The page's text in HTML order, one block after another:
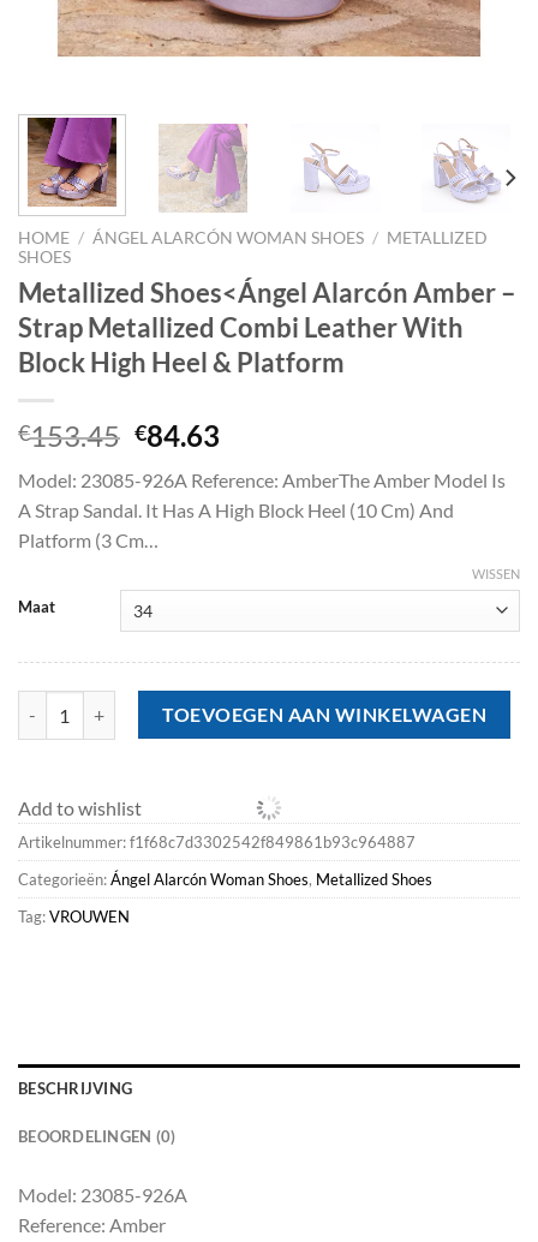
HOME / ÁNGEL ALARCÓN WOMAN SHOES / METALLIZED
SHOES
Metallized Shoes<Ángel Alarcón Amber –
Strap Metallized Combi Leather With
Block High Heel & Platform
€153.45 Oorspronkelijke
was:
€153.45.
€84.63
is:
€84.63.
Model: 23085-926A Reference: AmberThe Amber Model Is
A Strap Sandal. It Has A High Block Heel (10 Cm) And
Platform (3 Cm…
Maat
WISSEN
Metallized Shoes<Ángel Alarcón Amber - Strap Metallized Combi
TOEVOEGEN AAN WINKELWAGEN
Add to wishlist
Artikelnummer:f1f68c7d3302542f849861b93c964887
Categorieën:Ángel Alarcón Woman Shoes, Metallized Shoes
Tag:VROUWEN
BESCHRIJVING
BEOORDELINGEN (0)
Model: 23085-926A
Reference: Amber